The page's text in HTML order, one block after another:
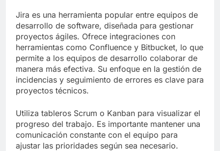
Jira es una herramienta popular entre equipos de
desarrollo de software, diseñada para gestionar
proyectos ágiles. Ofrece integraciones con
herramientas como Confluence y Bitbucket, lo que
permite a los equipos de desarrollo colaborar de
manera más efectiva. Su enfoque en la gestión de
incidencias y seguimiento de errores es clave para
proyectos técnicos.
Utiliza tableros Scrum o Kanban para visualizar el
progreso del trabajo. Es importante mantener una
comunicación constante con el equipo para
ajustar las prioridades según sea necesario.